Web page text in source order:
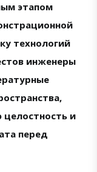
этапом
технологий
инженеры
и
перед